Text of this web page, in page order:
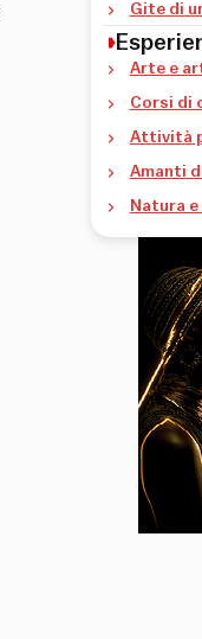
Gite di
Arte e
Corsi di
Attività
Amanti
Natura